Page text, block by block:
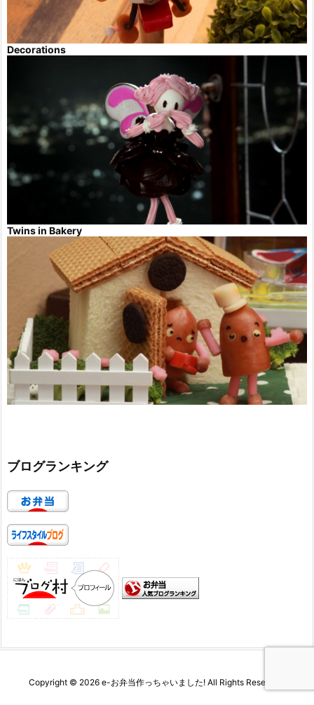
Decorations
Twins in Bakery
ブログランキング
Copyright © 2026 e-お弁当作っちゃいました! All Rights Reserved.